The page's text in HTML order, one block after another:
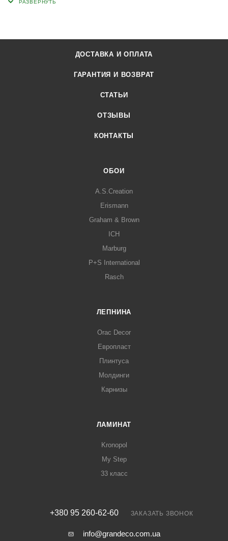
ДОСТАВКА И ОПЛАТА
ГАРАНТИЯ И ВОЗВРАТ
СТАТЬИ
ОТЗЫВЫ
КОНТАКТЫ
ОБОИ
A.S.Creation
Erismann
Graham & Brown
ICH
Marburg
P+S International
Rasch
ЛЕПНИНА
Orac Decor
Европласт
Плинтуса
Молдинги
Карнизы
ЛАМИНАТ
Kronopol
My Step
33 класс
+380 95 260-62-60 ЗАКАЗАТЬ ЗВОНОК
info@grandeco.com.ua